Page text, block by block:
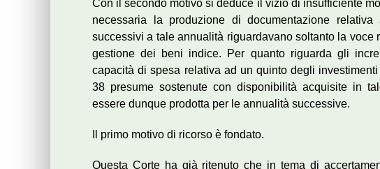
Con il secondo motivo si deduce il vizio di insufficiente
necessaria la produzione di documentazione
successivi a tale annualità riguardavano soltanto la
gestione dei beni indice. Per quanto riguarda gli
capacità di spesa relativa ad un quinto degli
38 presume sostenute con disponibilità acquisite in
essere dunque prodotta per le annualità successive.
Il primo motivo di ricorso è fondato.
Questa Corte ha già ritenuto che in tema di